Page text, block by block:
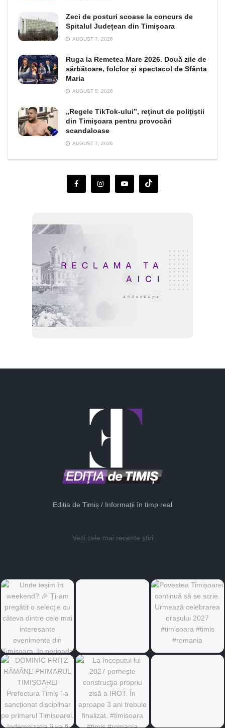
Zeci de posturi scoase la concurs de
Spitalul Județean din Timișoara
AUGUST 7, 2026
Ruga la Remetea Mare 2026. Două zile de
sărbătoare, folclor și spectacol de Sfânta
Maria
AUGUST 5, 2026
„Regele TikTok-ului”, reţinut de poliţiştii
din Timişoara pentru provocări
scandaloase
AUGUST 7, 2026
Ediția de Timiș / Informații în timp real
Vezi cele mai recente știri